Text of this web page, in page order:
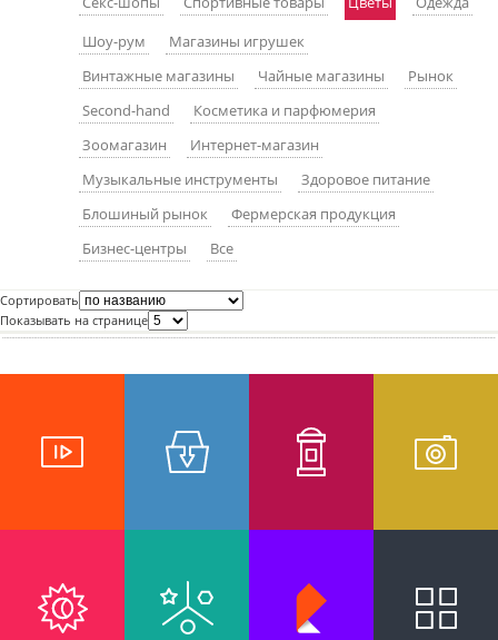
пїЅпїЅпїЅ
пїЅпїЅпїЅпїЅпїЅпїЅпїЅпїЅпїЅпїЅпїЅ
пїЅпїЅпїЅ
пїЅпїЅпїЅпїЅпїЅпїЅпїЅпїЅпїЅ
пїЅпїЅпїЅ пїЅпїЅпїЅпїЅпїЅ
пїЅпїЅпїЅ пїЅпїЅпїЅпїЅпїЅпїЅ
пїЅпїЅпїЅпїЅпїЅпїЅпїЅпїЅпїЅпїЅ
Шоу-рум
Магазины игрушек
Винтажные магазины
Чайные магазины
Рынок
Second-hand
Косметика и парфюмерия
Зоомагазин
Интернет-магазин
Музыкальные инструменты
Здоровое питание
Блошиный рынок
Фермерская продукция
Бизнес-центры
Все
Сортировать
Показывать на странице